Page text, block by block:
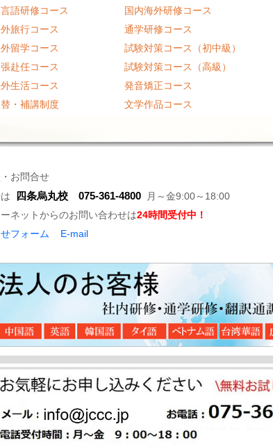
語研修コース
国内海外研修コース
旅行コース
通学研修コース
留学コース
試験対策コース（初中級）
赴任コース
試験対策コース（高級）
生活コース
発音矯正コース
・補講制度
文学作品コース
お問合せ
四条烏丸校 075-361-4800 月～金9:00～18:00
ネットからのお問い合わせは24時間受付中！
フォーム
E-mail